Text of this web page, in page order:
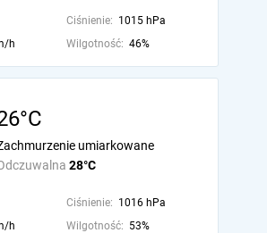
Ciśnienie: 1015 hPa
h Wilgotność: 46%
28°C
umiarkowane
Ciśnienie: 1016 hPa
h Wilgotność: 53%